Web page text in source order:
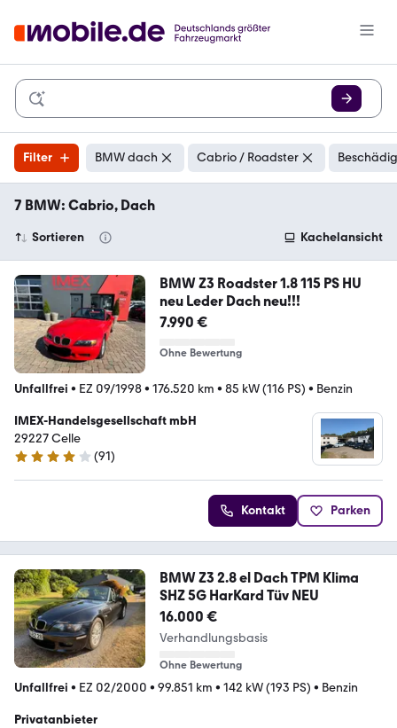
Filter BMW dach Cabrio / Roadster
7 BMW: Cabrio, Dach
Sortieren Kachelansicht
BMW Z3 Roadster 1.8 115 PS HU
neu Leder Dach neu!!!
7.990 €
Ohne Bewertung
Unfallfrei • EZ 09/1998• 176.520 km • 85 kW (116 PS) • Benzin
IMEX-Handelsgesellschaft mbH
29227 Celle
4.1 Sterne
(91)
Kontakt Parken
BMW Z3 2.8 el Dach TPM Klima
SHZ 5G HarKard Tüv NEU
16.000 €
Verhandlungsbasis
Ohne Bewertung
Unfallfrei • EZ 02/2000 • 99.851 km • 142 kW (193 PS) • Benzin
Privatanbieter